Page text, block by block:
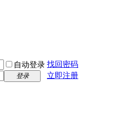
自动登录 找回密码
登录
立即注册